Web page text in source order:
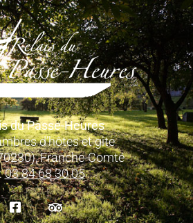
du Passe-Heures
d’hôtes et gîte
Franche-Comté
03 84 68 30 05